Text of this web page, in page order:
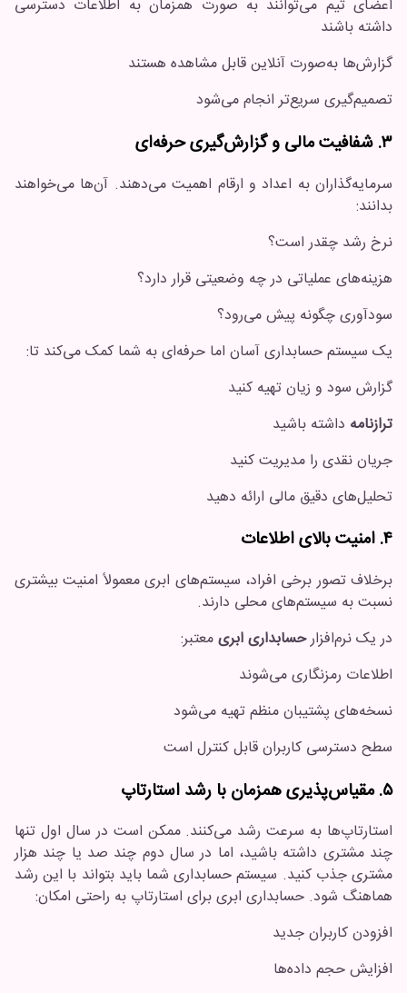
اعضای تیم می‌توانند به صورت همزمان به اطلاعات دسترسی
داشته باشند
گزارش‌ها به‌صورت آنلاین قابل مشاهده هستند
تصمیم‌گیری سریع‌تر انجام می‌شود
۳. شفافیت مالی و گزارش‌گیری حرفه‌ای
سرمایه‌گذاران به اعداد و ارقام اهمیت می‌دهند. آن‌ها می‌خواهند
بدانند:
نرخ رشد چقدر است؟
هزینه‌های عملیاتی در چه وضعیتی قرار دارد؟
سودآوری چگونه پیش می‌رود؟
یک سیستم حسابداری آسان اما حرفه‌ای به شما کمک می‌کند تا:
گزارش سود و زیان تهیه کنید
ترازنامه داشته باشید
جریان نقدی را مدیریت کنید
تحلیل‌های دقیق مالی ارائه دهید
۴. امنیت بالای اطلاعات
برخلاف تصور برخی افراد، سیستم‌های ابری معمولاً امنیت بیشتری
نسبت به سیستم‌های محلی دارند.
در یک نرم‌افزارحسابداری ابریمعتبر:
اطلاعات رمزنگاری می‌شوند
نسخه‌های پشتیبان منظم تهیه می‌شود
سطح دسترسی کاربران قابل کنترل است
۵. مقیاس‌پذیری همزمان با رشد استارتاپ
استارتاپ‌ها به سرعت رشد می‌کنند. ممکن است در سال اول تنها
چند مشتری داشته باشید، اما در سال دوم چند صد یا چند هزار
مشتری جذب کنید. سیستم حسابداری شما باید بتواند با این رشد
هماهنگ شود. حسابداری ابری برای استارتاپ به راحتی امکان:
افزودن کاربران جدید
افزایش حجم داده‌ها